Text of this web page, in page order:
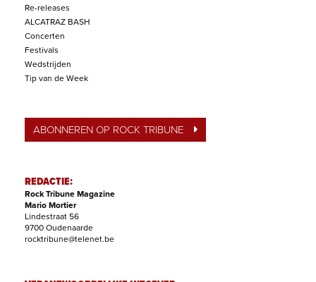
Re-releases
ALCATRAZ BASH
Concerten
Festivals
Wedstrijden
Tip van de Week
ABONNEREN OP ROCK TRIBUNE
REDACTIE:
Rock Tribune Magazine
Mario Mortier
Lindestraat 56
9700 Oudenaarde
rocktribune@telenet.be